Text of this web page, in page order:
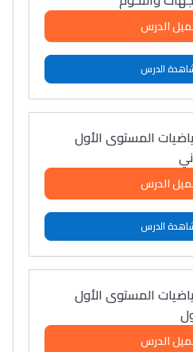
الدرس
الدرس
المستوى الأول
الدرس
الدرس
المستوى الأول
الدرس